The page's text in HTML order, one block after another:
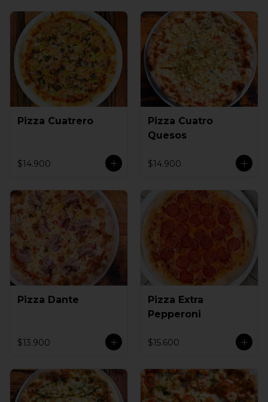
Pizza Cuatrero
$14.900
Pizza Cuatro
Quesos
$14.900
Pizza Dante
$13.900
Pizza Extra
Pepperoni
$15.600